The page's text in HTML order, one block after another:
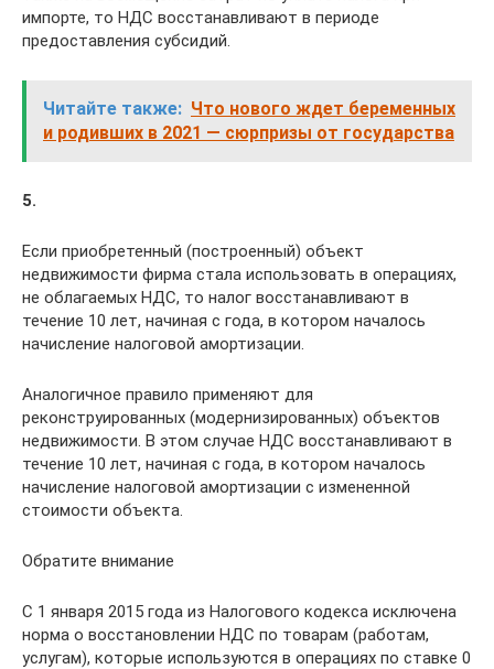
импорте, то НДС восстанавливают в периоде
предоставления субсидий.
Читайте также: Что нового ждет беременных
и родивших в 2021 — сюрпризы от государства
5.
Если приобретенный (построенный) объект
недвижимости фирма стала использовать в операциях,
не облагаемых НДС, то налог восстанавливают в
течение 10 лет, начиная с года, в котором началось
начисление налоговой амортизации.
Аналогичное правило применяют для
реконструированных (модернизированных) объектов
недвижимости. В этом случае НДС восстанавливают в
течение 10 лет, начиная с года, в котором началось
начисление налоговой амортизации с измененной
стоимости объекта.
Обратите внимание
С 1 января 2015 года из Налогового кодекса исключена
норма о восстановлении НДС по товарам (работам,
услугам), которые используются в операциях по ставке 0